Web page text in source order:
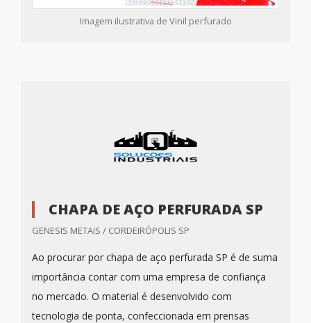
Imagem ilustrativa de Vinil perfurado
CHAPA DE AÇO PERFURADA SP
GENESIS METAIS / CORDEIRÓPOLIS SP
Ao procurar por chapa de aço perfurada SP é de suma
importância contar com uma empresa de confiança
no mercado. O material é desenvolvido com
tecnologia de ponta, confeccionada em prensas